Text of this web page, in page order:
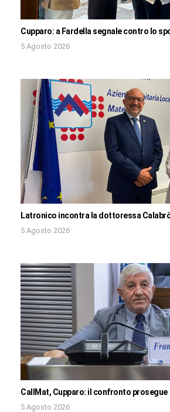
Cupparo: a Fardella segnale contro lo
5 Agosto 2026
Latronico incontra la dottoressa
5 Agosto 2026
CallMat, Cupparo: il confronto prosegue
5 Agosto 2026